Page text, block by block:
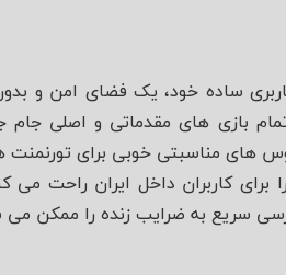
ساده خود، یک فضای امن و
مناسبتی خوبی برای تورنمنت‌
کاربران داخل ایران راحت می‌
سریع به ضرایب زنده را ممکن می‌